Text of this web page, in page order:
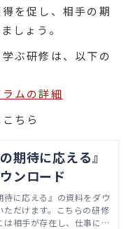
を促し、相手の期
しょう。
ぶ研修は、以下の
ムの詳細
ちら
期待に応える』
ンロード
待に応える』の資料をダウ
ただけます。こちらの研修
は相手が存在し、仕事にお